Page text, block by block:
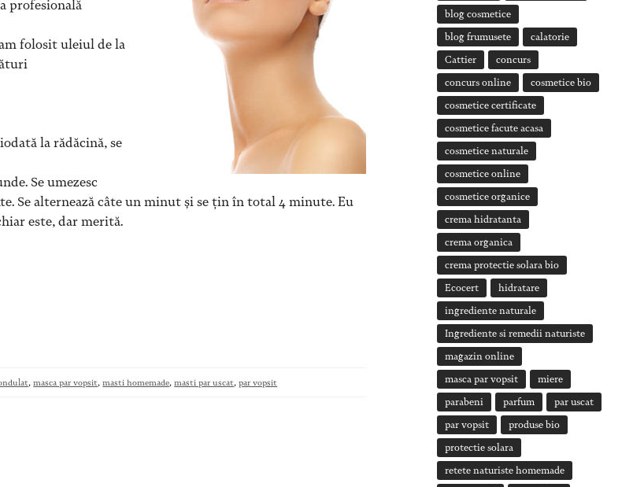
profesională
folosit uleiul de la
la rădăcină, se
Se umezesc
Se alternează câte un minut și se țin în total 4 minute. Eu
este, dar merită.
,masca par vopsit,masti homemade,masti par uscat,par vopsit
blog cosmetice
blog frumusete calatorie
Cattier concurs
concurs online cosmetice bio
cosmetice certificate
cosmetice facute acasa
cosmetice naturale
cosmetice online
cosmetice organice
crema hidratanta
crema organica
crema protectie solara bio
Ecocert hidratare
ingrediente naturale
Ingrediente si remedii naturiste
magazin online
masca par vopsit miere
parabeni parfum par uscat
par vopsit produse bio
protectie solara
retete naturiste homemade